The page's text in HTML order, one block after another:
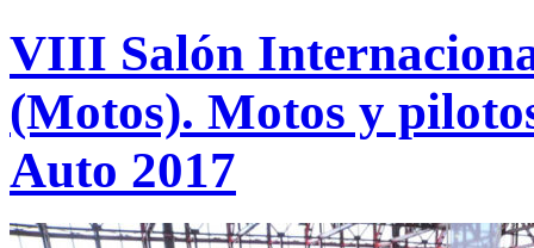
VIII Salón
(Motos). Motos y
Auto 2017